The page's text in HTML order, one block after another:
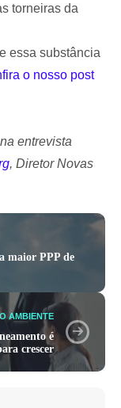
torneiras da
essa substância
o nosso post
entrevista
, Diretor Novas
maior PPP de
AMBIENTE
é
crescer